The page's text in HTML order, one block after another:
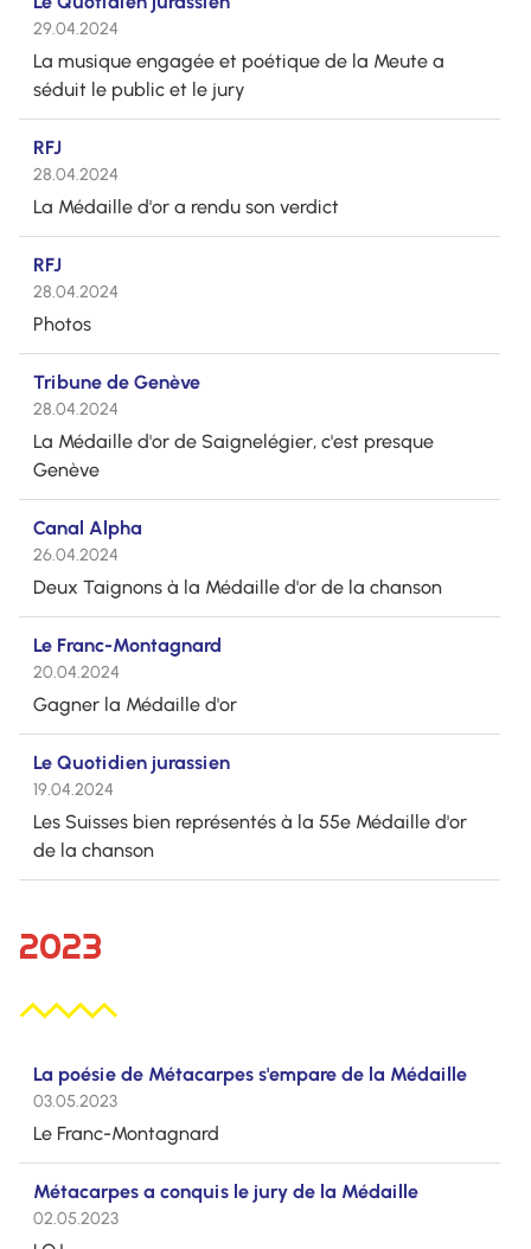
29.04.2024
La musique engagée et poétique de la Meute a
séduit le public et le jury
RFJ
28.04.2024
La Médaille d'or a rendu son verdict
RFJ
28.04.2024
Photos
Tribune de Genève
28.04.2024
La Médaille d'or de Saignelégier, c'est presque
Genève
Canal Alpha
26.04.2024
Deux Taignons à la Médaille d'or de la chanson
Le Franc-Montagnard
20.04.2024
Gagner la Médaille d'or
Le Quotidien jurassien
19.04.2024
Les Suisses bien représentés à la 55e Médaille d'or
de la chanson
2023
La poésie de Métacarpes s'empare de la Médaille
03.05.2023
Le Franc-Montagnard
Métacarpes a conquis le jury de la Médaille
02.05.2023